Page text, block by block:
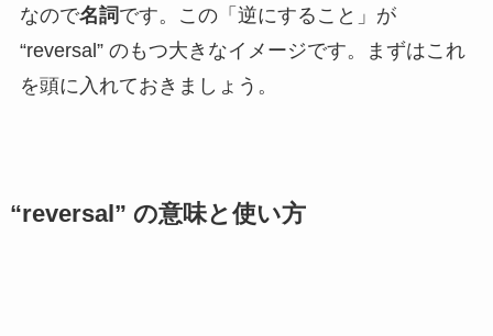
なので名詞です。この「逆にすること」が
“reversal” のもつ大きなイメージです。まずはこれ
を頭に入れておきましょう。
“reversal” の意味と使い方